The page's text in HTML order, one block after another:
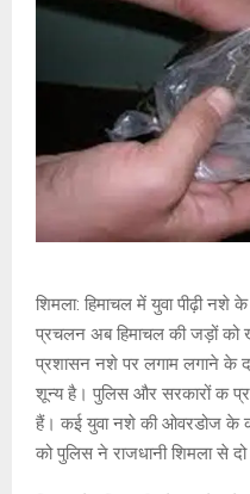
शिमला: हिमाचल में युवा पीढ़ी
प्रचलन अब हिमाचल की जड़ों
प्रशासन नशे पर लगाम लगाने के
शून्य है। पुलिस और सरकारों क
हैं। कई युवा नशे की ओवरडोज के
को पुलिस ने राजधानी शिमला से